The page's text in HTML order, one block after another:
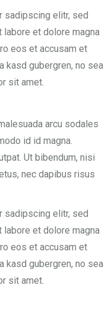
sadipscing elitr, sed
labore et dolore magna
eos et accusam et
kasd gubergren, no sea
sit amet.
arcu sodales
id id magna.
Ut bibendum, nisi
nec dapibus risus
sadipscing elitr, sed
labore et dolore magna
eos et accusam et
kasd gubergren, no sea
sit amet.